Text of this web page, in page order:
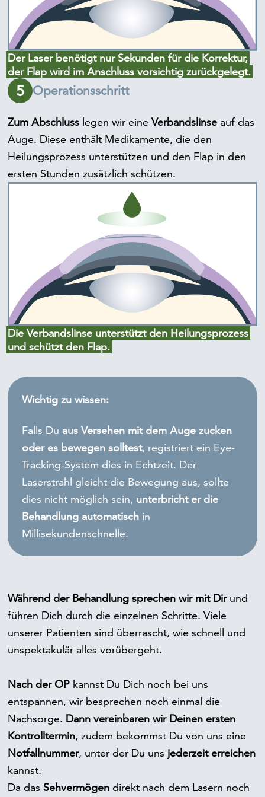
Der Laser benötigt nur Sekunden für die Korrektur,
der Flap wird im Anschluss vorsichtig zurückgelegt.
5 Operationsschritt
Zum Abschluss legen wir eineVerbandslinse auf das
Auge. Diese enthält Medikamente, die den
Heilungsprozess unterstützen und den Flap in den
ersten Stunden zusätzlich schützen.
Die Verbandslinse unterstützt den Heilungsprozess
und schützt den Flap.
Wichtig zu wissen:
Falls Du aus Versehen mit dem Auge zucken
oder es bewegen solltest, registriert ein Eye-
Tracking-System dies in Echtzeit. Der
Laserstrahl gleicht die Bewegung aus, sollte
dies nicht möglich sein, unterbricht er die
Behandlung automatischin
Millisekundenschnelle.
Während der Behandlung sprechen wir mit Dirund
führen Dich durch die einzelnen Schritte. Viele
unserer Patienten sind überrascht, wie schnell und
unspektakulär alles vorübergeht.
Nach der OP kannst Du Dich noch bei uns
entspannen, wir besprechen noch einmal die
Nachsorge. Dann vereinbaren wir Deinen ersten
Kontrolltermin, zudem bekommst Du von uns eine
Notfallnummer, unter der Du uns jederzeit erreichen
kannst.
Da dasSehvermögen direkt nach dem Lasern noch